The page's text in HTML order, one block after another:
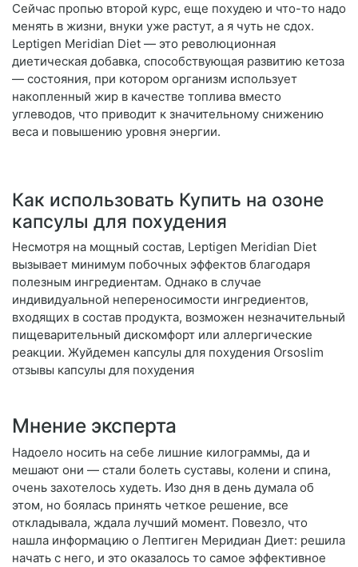
Сейчас пропью второй курс, еще похудею и что-то надо
менять в жизни, внуки уже растут, а я чуть не сдох.
Leptigen Meridian Diеt — это революционная
диетическая добавка, способствующая развитию кетоза
— состояния, при котором организм использует
накопленный жир в качестве топлива вместо
углеводов, что приводит к значительному снижению
веса и повышению уровня энергии.
Как использовать Купить на озоне
капсулы для похудения
Несмотря на мощный состав, Leptigen Meridian Diеt
вызывает минимум побочных эффектов благодаря
полезным ингредиентам. Однако в случае
индивидуальной непереносимости ингредиентов,
входящих в состав продукта, возможен незначительный
пищеварительный дискомфорт или аллергические
реакции. Жуйдемен капсулы для похудения Orsoslim
отзывы капсулы для похудения
Мнение эксперта
Надоело носить на себе лишние килограммы, да и
мешают они — стали болеть суставы, колени и спина,
очень захотелось худеть. Изо дня в день думала об
этом, но боялась принять четкое решение, все
откладывала, ждала лучший момент. Повезло, что
нашла информацию о Лептиген Меридиан Диет: решила
начать с него, и это оказалось то самое эффективное